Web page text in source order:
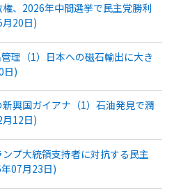
、2026年中間選挙で民主党勝利
20日)
理（1）日本への磁石輸出に大き
日)
興国ガイアナ（1）石油発見で潤
12日)
プ大統領支持者に対抗する民主
07月23日)